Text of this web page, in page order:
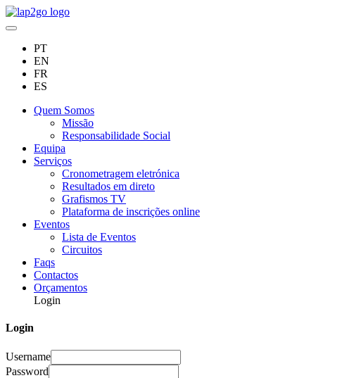
PT
EN
FR
ES
Quem Somos
Missão
Responsabilidade Social
Equipa
Serviços
Cronometragem eletrónica
Resultados em direto
Grafismos TV
Plataforma de inscrições online
Eventos
Lista de Eventos
Circuitos
Faqs
Contactos
Orçamentos
Login
Login
Username
Password